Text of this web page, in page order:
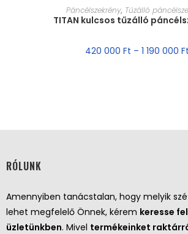
MÉRET VÁLASZTÁSA
Páncélszekrény, Tűzálló
TITAN kulcsos tűzálló
420 000 Ft – 1 190 000 Ft
RÓLUNK
Amennyiben tanácstalan, hogy melyik
lehet megfelelő Önnek, kérem keresse
üzletünkben. Mivel termékeinket